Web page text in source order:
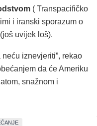
( Transpacifičko
i iranski sporazum o
(još uvijek loš).
iznevjeriti”, rekao
da će Ameriku
snažnom i